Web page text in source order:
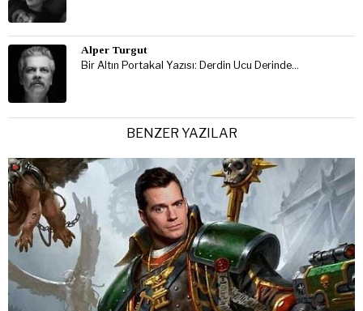
Alper Turgut
Bir Altın Portakal Yazısı: Derdin Ucu Derinde…
BENZER YAZILAR